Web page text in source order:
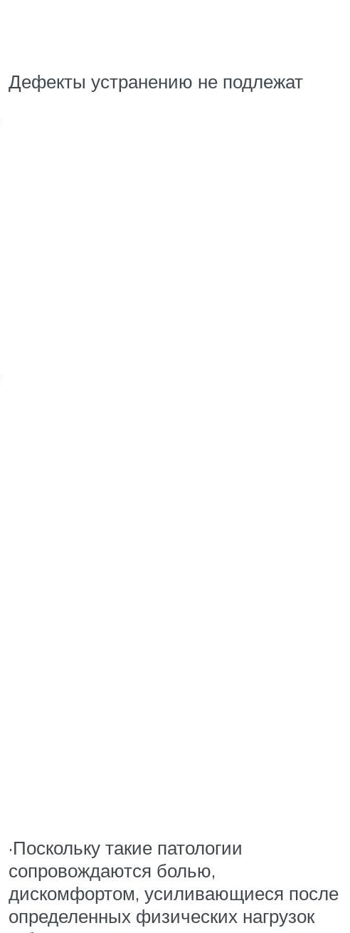
Дефекты устранению не подлежат
·Поскольку такие патологии
сопровождаются болью,
дискомфортом, усиливающиеся после
определенных физических нагрузок